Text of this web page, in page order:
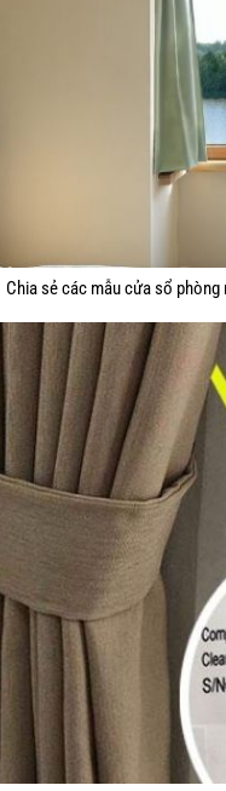
Chia sẻ các mẫu cửa sổ phòng